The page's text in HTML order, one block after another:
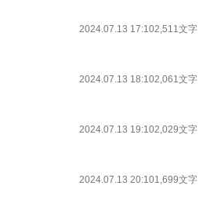
2024.07.13 17:102,511文字
2024.07.13 18:102,061文字
2024.07.13 19:102,029文字
2024.07.13 20:101,699文字